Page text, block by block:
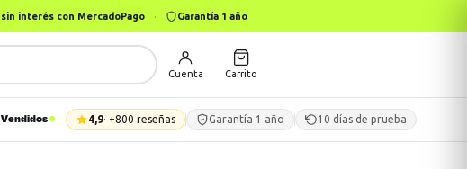
sin interés con MercadoPago · Garantía 1 año
Cuenta Carrito
4,9· +800 reseñas Garantía 1 año 10 días de prueba